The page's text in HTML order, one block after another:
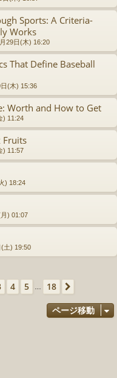
Sports: A Criteria-
Works
29日(木) 16:20
That Define Baseball
(木) 15:36
Worth and How to Get
) 11:24
Fruits
) 11:57
) 18:24
) 01:07
土) 19:50
18
4 5 18
ページ移動